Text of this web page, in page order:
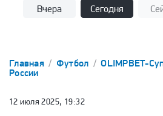
Вчера Сегодня
Главная Футбол
OLIMPBET-
России
12 июля 2025, 19:32